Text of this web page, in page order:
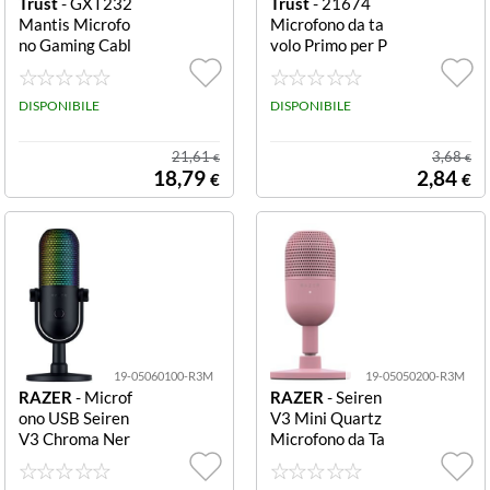
Mantis Microfo
no Gaming Cabl
ato USB Nero M
ICROFONO ST
REAMING GXT
DISPONIBILE
21,61€
18,79 €
Microfono da ta
volo Primo per P
c e laptop PRIM
O DESK MICRO
PHONE FOR PC
DISPONIBILE
3,68€
2,84 €
19-05060100-R3M
RAZER - Microf
ono USB Seiren
V3 Chroma Ner
o SEIREN V3 C
HROMA - BLAC
19-05050200-R3M
RAZER - Seiren
V3 Mini Quartz
Microfono da Ta
volo SEIREN V3
MINI - QUARTZ